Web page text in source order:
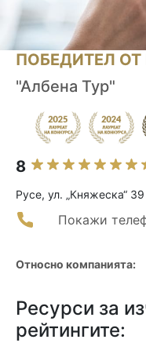
ПОБЕДИТЕЛ
"Албена Тур"
8
Русе, ул. „Княжеска“ 39
Покажи
Относно компанията:
Ресурси за
рейтингите: